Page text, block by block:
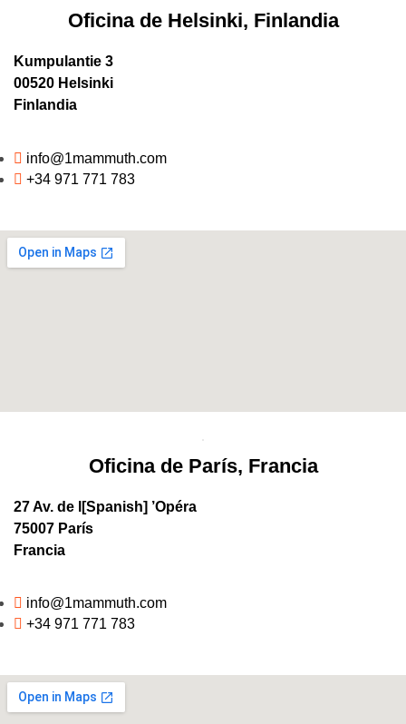
Oficina de Helsinki, Finlandia
Kumpulantie 3
00520 Helsinki
Finlandia
info@1mammuth.com
+34 971 771 783
Oficina de París, Francia
27 Av. de l[Spanish] ’Opéra
75007 París
Francia
info@1mammuth.com
+34 971 771 783